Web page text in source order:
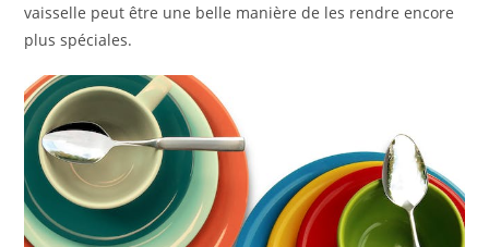
vaisselle peut être une belle manière de les rendre encore
plus spéciales.